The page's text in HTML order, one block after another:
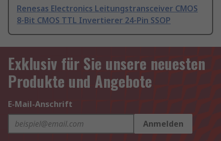
Renesas Electronics Leitungstransceiver CMOS
8-Bit CMOS TTL Invertierer 24-Pin SSOP
Exklusiv für Sie unsere neuesten
Produkte und Angebote
E-Mail-Anschrift
Anmelden